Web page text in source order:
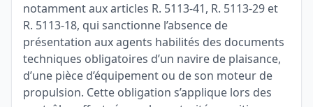
notamment aux articles R. 5113-41, R. 5113-29 et
R. 5113-18, qui sanctionne l’absence de
présentation aux agents habilités des documents
techniques obligatoires d’un navire de plaisance,
d’une pièce d’équipement ou de son moteur de
propulsion. Cette obligation s’applique lors des